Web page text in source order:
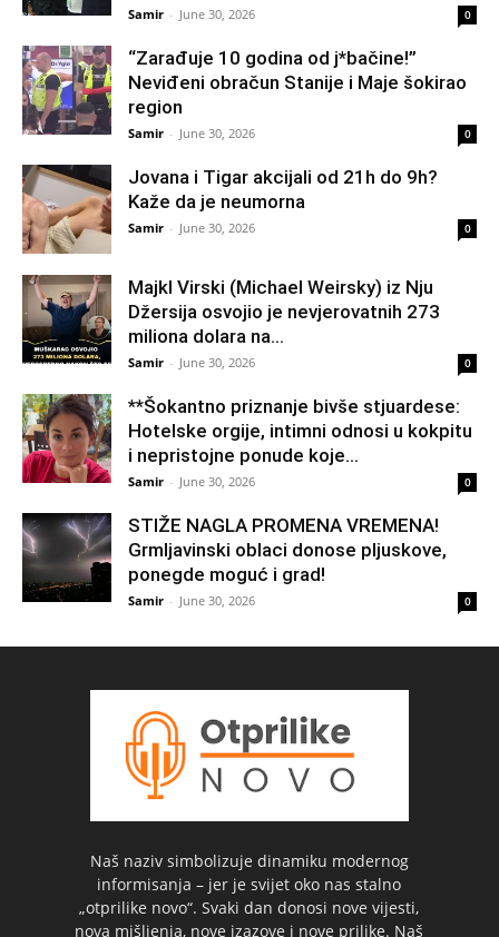
Samir - June 30, 2026 0
“Zarađuje 10 godina od j*bačine!”
Neviđeni obračun Stanije i Maje šokirao
region
Samir - June 30, 2026 0
Jovana i Tigar akcijali od 21h do 9h?
Kaže da je neumorna
Samir - June 30, 2026 0
Majkl Virski (Michael Weirsky) iz Nju
Džersija osvojio je nevjerovatnih 273
miliona dolara na...
Samir - June 30, 2026 0
**Šokantno priznanje bivše stjuardese:
Hotelske orgije, intimni odnosi u kokpitu
i nepristojne ponude koje...
Samir - June 30, 2026 0
STIŽE NAGLA PROMENA VREMENA!
Grmljavinski oblaci donose pljuskove,
ponegde moguć i grad!
Samir - June 30, 2026 0
Naš naziv simbolizuje dinamiku modernog
informisanja – jer je svijet oko nas stalno
„otprilike novo“. Svaki dan donosi nove vijesti,
nova mišljenja, nove izazove i nove prilike. Naš